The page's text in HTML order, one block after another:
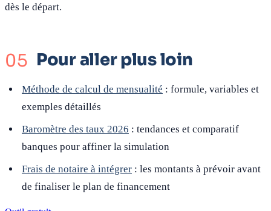
dès le départ.
Pour aller plus loin
Méthode de calcul de mensualité : formule, variables et
exemples détaillés
Baromètre des taux 2026 : tendances et comparatif
banques pour affiner la simulation
Frais de notaire à intégrer : les montants à prévoir avant
de finaliser le plan de financement